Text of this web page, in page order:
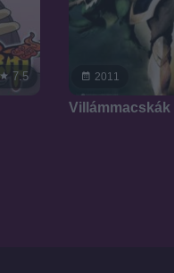
7.5 2011
Villámmacskák